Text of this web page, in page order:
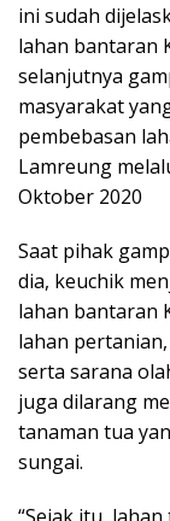
ini sudah
lahan bantaran
selanjutnya
masyarakat
pembebasan
Lamreung
Oktober 2020
Saat pihak
dia, keuchik
lahan bantaran
lahan
serta sarana
juga dilarang
tanaman tua
sungai.
“Sejak itu,